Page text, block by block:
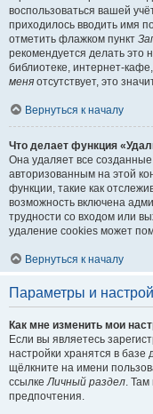
воспользоваться вашей
приходилось вводить имя
отметить флажком пункт
рекомендуется делать
библиотеке, интернет-
меня отсутствует, это
Вернуться к началу
Что делает функция
Она удаляет все
авторизованным на этой
функции, такие как
возможность включена
трудности со входом или
удаление cookies может
Вернуться к началу
Параметры и
Как мне изменить мои
Если вы являетесь
настройки хранятся в
щёлкните на имени
ссылкеЛичный раздел. Там
предпочтения.